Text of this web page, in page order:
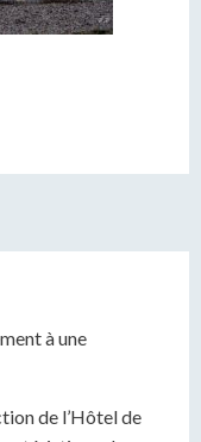
à une
de l’Hôtel de